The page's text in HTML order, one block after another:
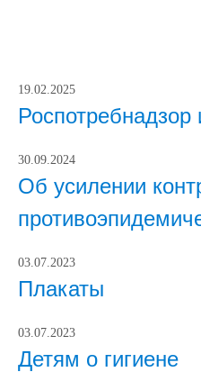
19.02.2025
30.09.2024
Об усилении
03.07.2023
Плакаты
03.07.2023
Детям о гигиене